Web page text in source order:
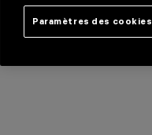
Paramètres des cookies